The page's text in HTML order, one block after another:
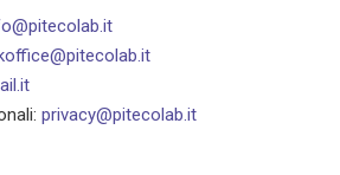
privacy@pitecolab.it